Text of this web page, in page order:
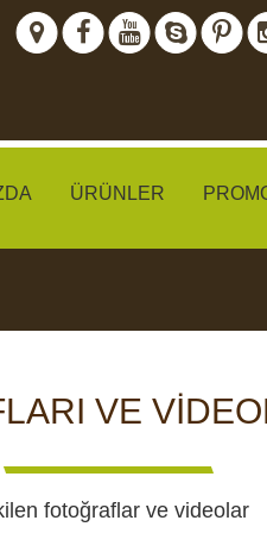
ÜRÜNLER
VE
fotoğraflar ve videolar